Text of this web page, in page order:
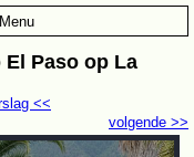
Paso op La
volgende >>
<<
Menu